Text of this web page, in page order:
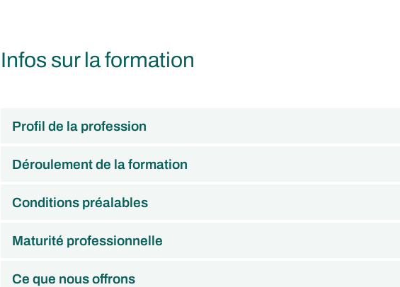
Infos sur la formation
Profil de la profession
Déroulement de la formation
Conditions préalables
Maturité professionnelle
Ce que nous offrons